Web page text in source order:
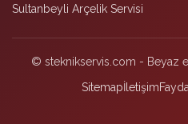
Sultanbeyli Arçelik Servisi
© steknikservis.com - Beyaz
Sitemapİletişim